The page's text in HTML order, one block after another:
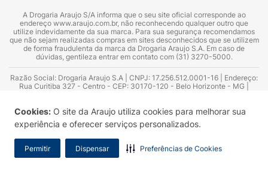
Cookies: O site da Araujo utiliza cookies para melhorar sua
experiência e oferecer serviços personalizados.
Permitir Dispensar Preferências de Cookies
A Drogaria Araujo S/A informa que o seu site oficial corresponde ao
endereço www.araujo.com.br, não reconhecendo qualquer outro que
utilize indevidamente da sua marca. Para sua segurança recomendamos
que não sejam realizadas compras em sites desconhecidos que se utilizem
de forma fraudulenta da marca da Drogaria Araujo S.A. Em caso de
dúvidas, gentileza entrar em contato com (31) 3270-5000.
Razão Social: Drogaria Araujo S.A | CNPJ: 17.256.512.0001-16 | Endereço:
Rua Curitiba 327 - Centro - CEP: 30170-120 - Belo Horizonte - MG |
Azevedo Guimarães – CRF 10.965 | Yasmin Silva Alvarenga – CRF 52.584 -
Consultor substituto: Thiago Aguiar Pinheiro - CRF Nº 13.748. Alvará
Sanitário: 2025020713 | Autorização de Funcionamento da Empresa (AFE):